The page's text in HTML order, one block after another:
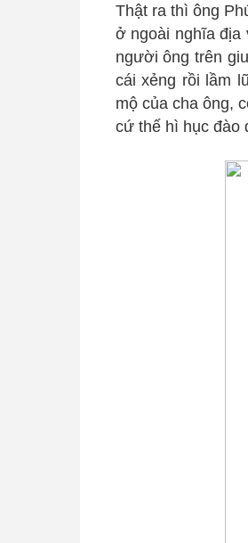
Thật ra thì ông
ở ngoài nghĩa địa
người ông trên
cái xẻng rồi lầm
mộ của cha ông,
cứ thế hì hục đào